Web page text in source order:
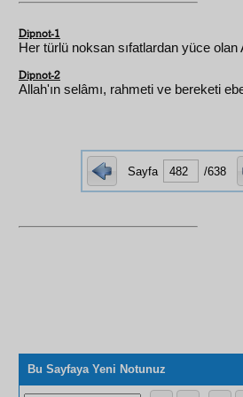
Dipnot-1
Her türlü noksan sıfatlardan yüce olan
Dipnot-2
Allah'ın selâmı, rahmeti ve bereketi
Sayfa /638
Bu Sayfaya Yeni Notunuz